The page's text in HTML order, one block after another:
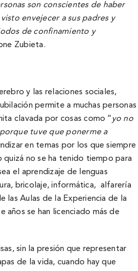
son conscientes de haber
envejecer a sus padres y
de confinamiento y
Zubieta.
y las relaciones sociales,
permite a muchas personas
clavada por cosas como “ yo no
tuve que ponerme a
en temas por los que siempre
quizá no se ha tenido tiempo para
el aprendizaje de lenguas
bricolaje, informática, alfarería
las Aulas de la Experiencia de la
años se han licenciado más de
sin la presión que representar
de la vida, cuando hay que